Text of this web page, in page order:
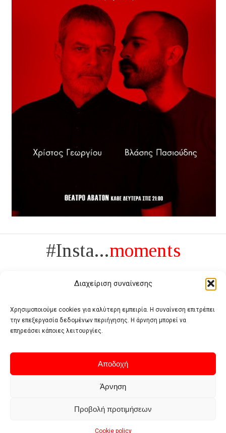
Διαχείριση συναίνεσης
Χρησιμοποιούμε cookies για καλύτερη εμπειρία. Η συναίνεση επιτρέπει
την επεξεργασία δεδομένων περιήγησης. Η άρνηση μπορεί να
επηρεάσει κάποιες λειτουργίες.
Αποδοχή
Άρνηση
Προβολή προτιμήσεων
Cookie policy
#Insta...moments
Πολυτέλεια δεν είναι το αντίθετο της ανέχειας, είναι το αντίθετο της
Terms of use Privacy policy Cookie policy